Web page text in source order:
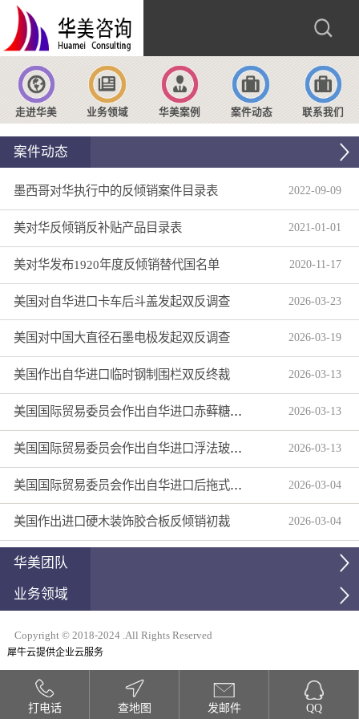
走进华美 业务领域 华美案例 案件动态 联系我们
案件动态
墨西哥对华执行中的反倾销案件目录表 2022-09-09
美对华反倾销反补贴产品目录表 2021 -01 -01
美对华发布1920年度反倾销替代国名单 2020-11 -17
美国对自华进口卡车后斗盖发起双反调查 2026-03-23
美国对中国大直径石墨电极发起双反调查 2026-03-19
美国作出自华进口临时钢制围栏双反终裁 2026-03-13
美国国际贸易委员会作出自华进口赤藓糖醇双反产业损害终裁 2026-03-13
美国国际贸易委员会作出自华进口浮法玻璃制品双反产业损害终裁 2026-03-13
美国国际贸易委员会作出自华进口后拖式草地维护设备及相关零部件第三次反倾销日落复审产业损害终裁 2026-03-04
美国作出进口硬木装饰胶合板反倾销初裁 2026-03-04
华美团队
业务领域
Copyright © 2018-2024 .All Rights Reserved
犀牛云提供企业云服务
打电话 查地图 发邮件 QQ